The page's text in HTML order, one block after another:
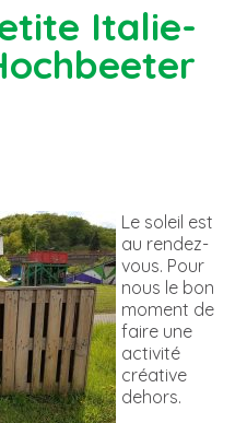
Italie-
Le soleil est
au rendez-
vous. Pour
nous le bon
moment de
faire une
activité
créative
dehors.